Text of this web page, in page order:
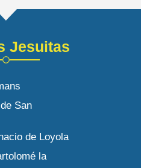
Jesuitas
San
de Loyola
la